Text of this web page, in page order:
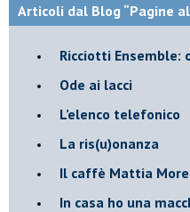
Articoli dal Blog “Pagine
​Ricciotti
Ode ai lacci
​L’elenco telefonico
​La ris(u)onanza
​Il caffè Mattia
​In casa ho una